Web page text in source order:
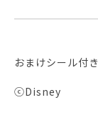
おまけシール付
ⓒDisney